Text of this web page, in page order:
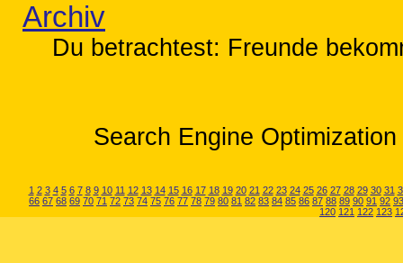
Archiv
Du betrachtest: Freunde
Search Engine
1 2 3 4 5 6 7 8 9 10 11 12 13 14 15 16 17 18 19 20 21 22 23 24 25 26 27 28 29 30 31
66 67 68 69 70 71 72 73 74 75 76 77 78 79 80 81 82 83 84 85 86 87 88 89 90 91 92 93
120 121 122 123